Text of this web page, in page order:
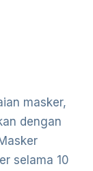
masker,
dengan
selama 10